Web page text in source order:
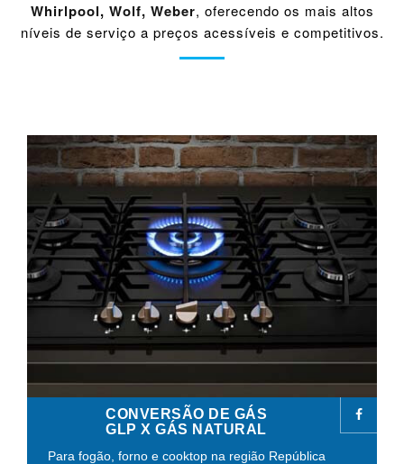
Whirlpool, Wolf, Weber, oferecendo os mais altos
níveis de serviço a preços acessíveis e competitivos.
CONVERSÃO DE GÁS
GLP X GÁS NATURAL
Para fogão, forno e cooktop na região República